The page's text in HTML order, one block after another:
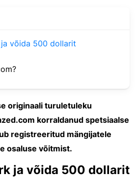
võida 500 dollarit
originaali turuletuleku
korraldanud spetsiaalse
registreeritud mängijatele
osaluse võitmist.
ja võida 500 dollarit